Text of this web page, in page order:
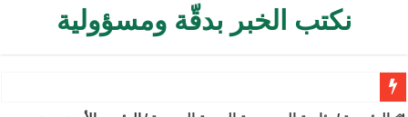
نكتب الخبر بدقّة ومسؤولية